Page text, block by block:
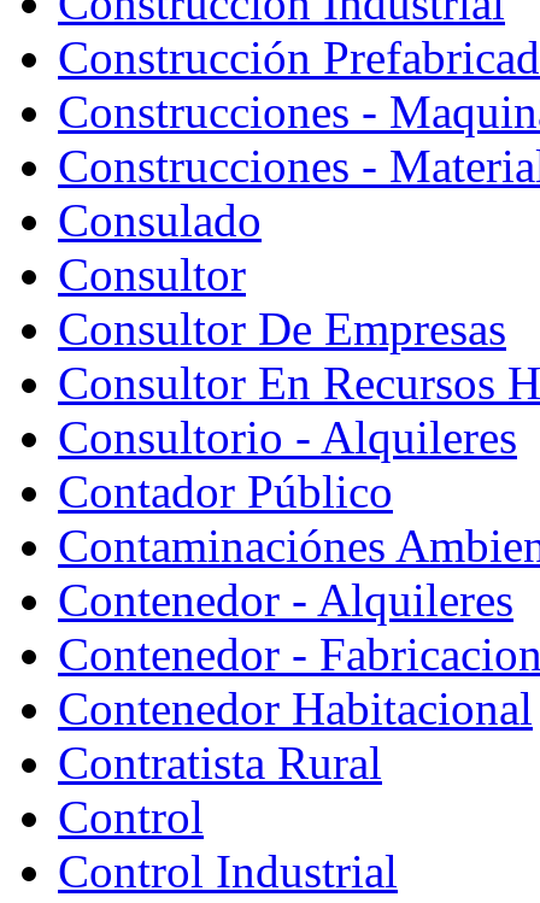
Construcción
Construcciones -
Construcciones -
Consulado
Consultor
Consultor De Empresas
Consultor En Recursos
Consultorio - Alquileres
Contador Público
Contaminaciónes
Contenedor - Alquileres
Contenedor -
Contenedor Habitacional
Contratista Rural
Control
Control Industrial